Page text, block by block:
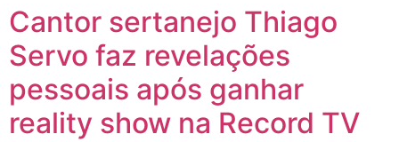
Cantor sertanejo Thiago
Servo faz revelações
pessoais após ganhar
reality show na Record TV